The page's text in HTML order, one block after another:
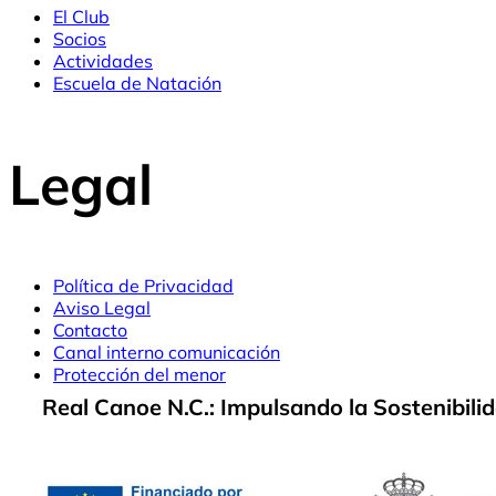
El Club
Socios
Actividades
Escuela de Natación
Legal
Política de Privacidad
Aviso Legal
Contacto
Canal interno comunicación
Protección del menor
Real Canoe N.C.: Impulsando la